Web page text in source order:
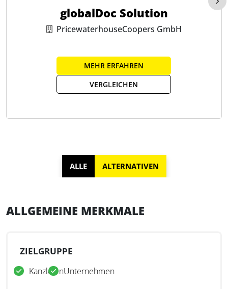
globalDoc Solution
PricewaterhouseCoopers GmbH
MEHR ERFAHREN
VERGLEICHEN
ALLGEMEINE MERKMALE
ZIELGRUPPE
KanzleienUnternehmen